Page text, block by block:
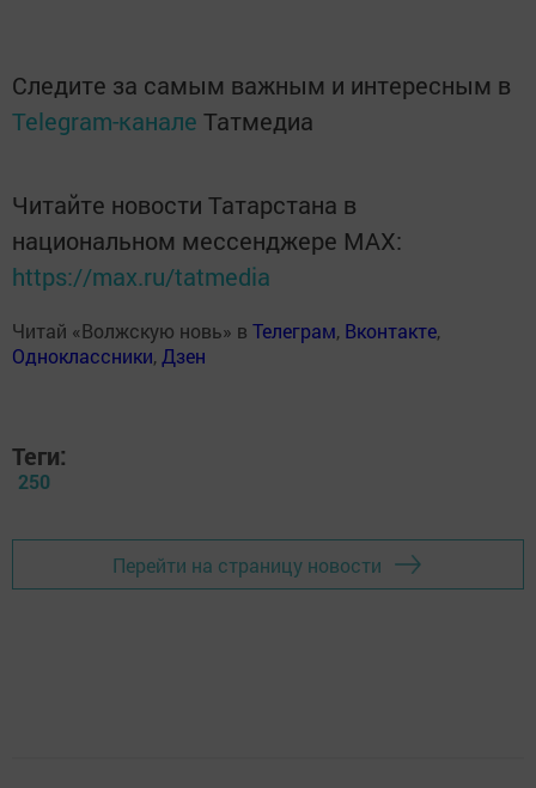
Следите за самым важным и интересным в
Telegram-канале Татмедиа
Читайте новости Татарстана в
национальном мессенджере MАХ:
https://max.ru/tatmedia
Читай «Волжскую новь» в Телеграм, Вконтакте,
Одноклассники,Дзен
Теги:
250
Перейти на страницу новости